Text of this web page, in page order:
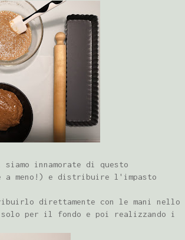
innamorate di questo
a meno!) e distribuire l'impasto
direttamente con le mani nello
per il fondo e poi realizzando i